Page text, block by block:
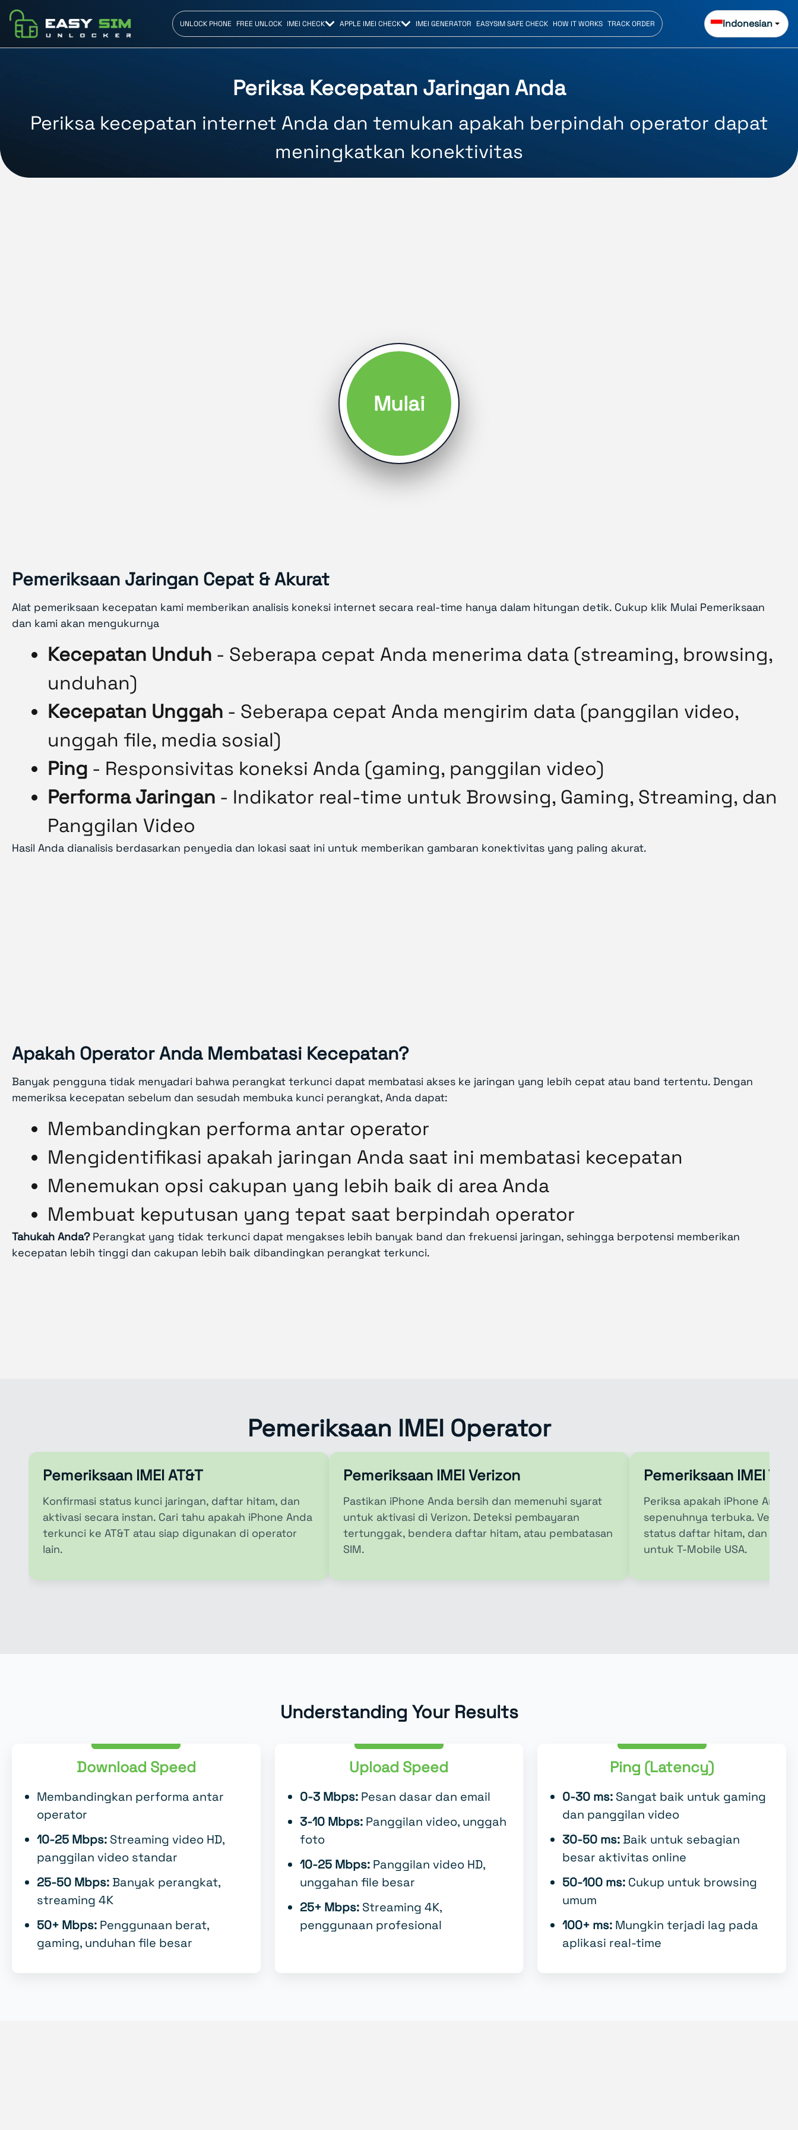
UNLOCK PHONE FREE UNLOCK IMEI CHECK APPLE IMEI CHECK IMEI GENERATOR EASYSIM SAFE CHECK HOW IT WORKS TRACK ORDER Indonesian
Periksa Kecepatan Jaringan Anda
Periksa kecepatan internet Anda dan temukan apakah berpindah operator dapat
meningkatkan konektivitas
Mulai
Pemeriksaan Jaringan Cepat & Akurat
Alat pemeriksaan kecepatan kami memberikan analisis koneksi internet secara real-time hanya dalam hitungan detik. Cukup klik Mulai Pemeriksaan
dan kami akan mengukurnya
Kecepatan Unduh - Seberapa cepat Anda menerima data (streaming, browsing,
unduhan)
Kecepatan Unggah - Seberapa cepat Anda mengirim data (panggilan video,
unggah file, media sosial)
Ping - Responsivitas koneksi Anda (gaming, panggilan video)
Performa Jaringan - Indikator real-time untuk Browsing, Gaming, Streaming, dan
Panggilan Video
Hasil Anda dianalisis berdasarkan penyedia dan lokasi saat ini untuk memberikan gambaran konektivitas yang paling akurat.
Apakah Operator Anda Membatasi Kecepatan?
Banyak pengguna tidak menyadari bahwa perangkat terkunci dapat membatasi akses ke jaringan yang lebih cepat atau band tertentu. Dengan
memeriksa kecepatan sebelum dan sesudah membuka kunci perangkat, Anda dapat:
Membandingkan performa antar operator
Mengidentifikasi apakah jaringan Anda saat ini membatasi kecepatan
Menemukan opsi cakupan yang lebih baik di area Anda
Membuat keputusan yang tepat saat berpindah operator
Tahukah Anda?Perangkat yang tidak terkunci dapat mengakses lebih banyak band dan frekuensi jaringan, sehingga berpotensi memberikan
kecepatan lebih tinggi dan cakupan lebih baik dibandingkan perangkat terkunci.
Pemeriksaan IMEI Operator
Pemeriksaan IMEI AT&T
Konfirmasi status kunci jaringan, daftar hitam, dan
aktivasi secara instan. Cari tahu apakah iPhone Anda
terkunci ke AT&T atau siap digunakan di operator
lain.
Pemeriksaan IMEI Verizon
Pastikan iPhone Anda bersih dan memenuhi syarat
untuk aktivasi di Verizon. Deteksi pembayaran
tertunggak, bendera daftar hitam, atau pembatasan
SIM.
Pemeriksaan IMEI T-
Periksa apakah iPhone Anda
sepenuhnya terbuka.
status daftar hitam, dan
untuk T-Mobile USA.
Understanding Your Results
Download Speed
Membandingkan performa antar
operator
10-25 Mbps: Streaming video HD,
panggilan video standar
25-50 Mbps: Banyak perangkat,
streaming 4K
50+ Mbps: Penggunaan berat,
gaming, unduhan file besar
Upload Speed
0-3 Mbps:Pesan dasar dan email
3-10 Mbps:Panggilan video, unggah
foto
10-25 Mbps:Panggilan video HD,
unggahan file besar
25+ Mbps:Streaming 4K,
penggunaan profesional
Ping (Latency)
0-30 ms: Sangat baik untuk gaming
dan panggilan video
30-50 ms: Baik untuk sebagian
besar aktivitas online
50-100 ms: Cukup untuk browsing
umum
100+ ms: Mungkin terjadi lag pada
aplikasi real-time